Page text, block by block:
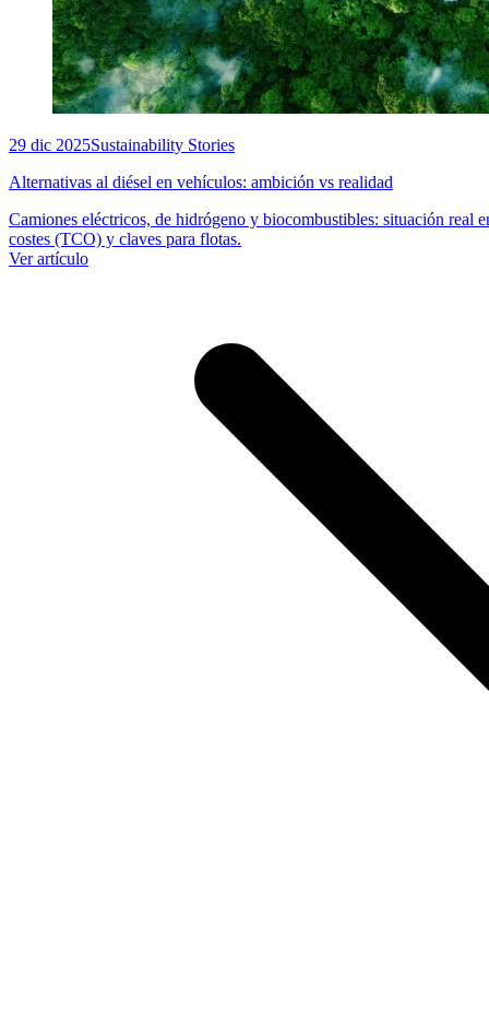
29 dic 2025Sustainability Stories
Alternativas al diésel en vehículos: ambición vs realidad
Camiones eléctricos, de hidrógeno y biocombustibles: situación real
costes (TCO) y claves para flotas.
Ver artículo